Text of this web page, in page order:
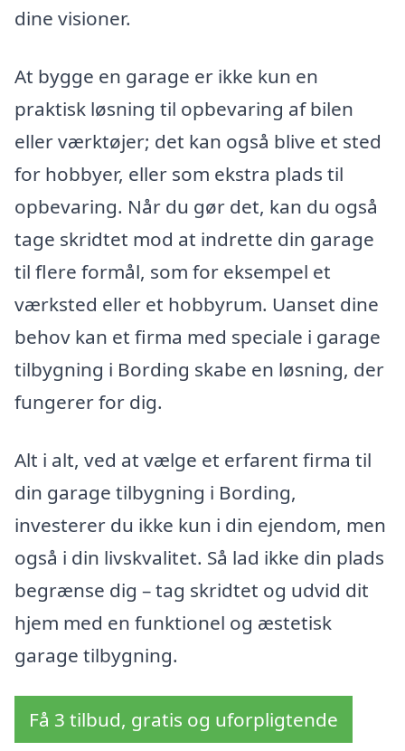
dine visioner.
At bygge en garage er ikke kun en
praktisk løsning til opbevaring af bilen
eller værktøjer; det kan også blive et sted
for hobbyer, eller som ekstra plads til
opbevaring. Når du gør det, kan du også
tage skridtet mod at indrette din garage
til flere formål, som for eksempel et
værksted eller et hobbyrum. Uanset dine
behov kan et firma med speciale i garage
tilbygning i Bording skabe en løsning, der
fungerer for dig.
Alt i alt, ved at vælge et erfarent firma til
din garage tilbygning i Bording,
investerer du ikke kun i din ejendom, men
også i din livskvalitet. Så lad ikke din plads
begrænse dig – tag skridtet og udvid dit
hjem med en funktionel og æstetisk
garage tilbygning.
Få 3 tilbud, gratis og uforpligtende